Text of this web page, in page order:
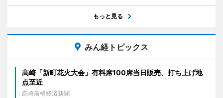
もっと見る
みん経トピックス
高崎「新町花火大会」有料席100席当日販売、打ち上げ地
点至近
高崎前橋経済新聞